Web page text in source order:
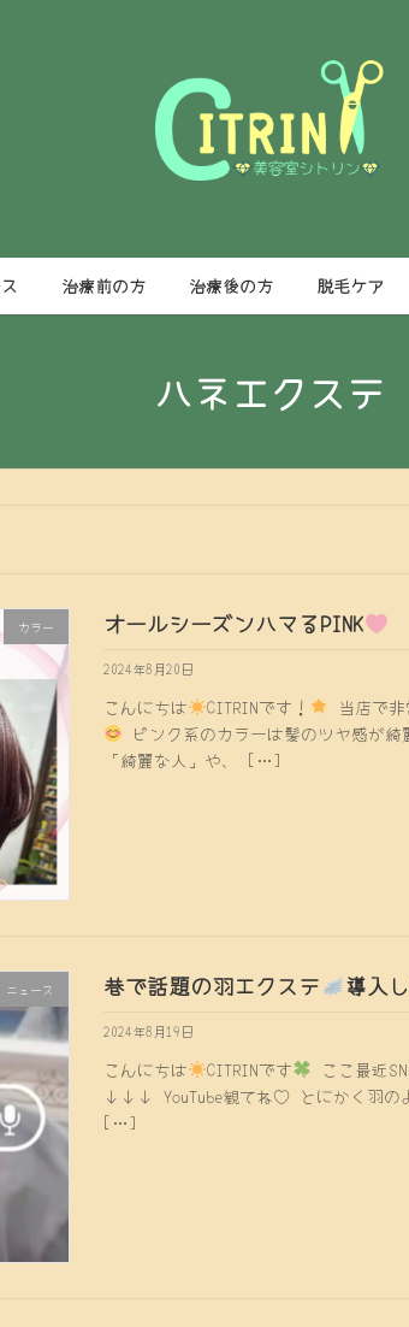
治療前の方 治療後の方 脱毛ケア
ハネエクステ
カラー オールシーズンハマるPINK
2024年8月20日
こんにちは CITRINです！ 当店で
ピンク系のカラーは髪のツヤ感が
「綺麗な人」や、 […]
ニュース 巷で話題の羽エクステ 導入
2024年8月19日
こんにちは CITRINです
ここ最近
↓↓↓ YouTube観てね♡ とにかく羽の
[…]